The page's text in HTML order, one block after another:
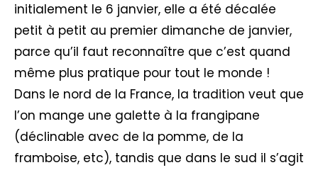
initialement le 6 janvier, elle a été décalée
petit à petit au premier dimanche de janvier,
parce qu’il faut reconnaître que c’est quand
même plus pratique pour tout le monde !
Dans le nord de la France, la tradition veut que
l’on mange une galette à la frangipane
(déclinable avec de la pomme, de la
framboise, etc), tandis que dans le sud il s’agit